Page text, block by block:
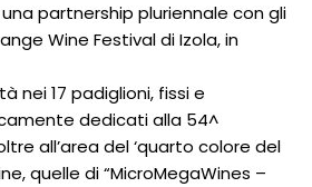
partnership pluriennale con gli
Wine Festival di Izola, in
nei 17 padiglioni, fissi e
dedicati alla 54^
all’area del ‘quarto colore del
quelle di “MicroMegaWines –